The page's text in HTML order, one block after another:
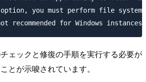
you must perform file system
ェックと修復の手順を実行する必要が
とが示唆されています。